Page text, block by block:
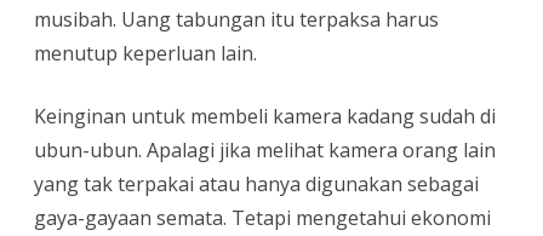
musibah. Uang tabungan itu terpaksa harus
menutup keperluan lain.
Keinginan untuk membeli kamera kadang sudah di
ubun-ubun. Apalagi jika melihat kamera orang lain
yang tak terpakai atau hanya digunakan sebagai
gaya-gayaan semata. Tetapi mengetahui ekonomi